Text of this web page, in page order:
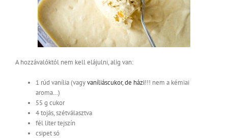
A hozzávalóktól nem kell elájulni, alig van:
1 rúd vanília (vagyvaníliáscukor, de házi!!! nem a kémiai
aroma…)
55 g cukor
4 tojás, szétválasztva
fél liter tejszín
csipet só